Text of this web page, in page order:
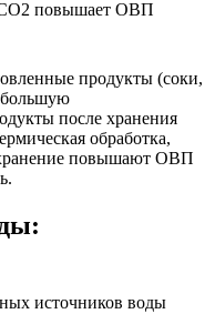
повышает ОВП
продукты (соки,
после хранения
обработка,
хранение повышают ОВП
источников воды